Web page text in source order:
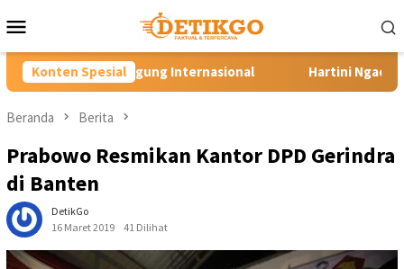
ke
Mobile
Konten Spesial
Internasional Hartini Ngadiorejo Pacu Transformasi
Beranda Berita
Prabowo Resmikan Kantor DPD Gerindra
di Banten
DetikGo
16 Maret 2019
41 Dilihat